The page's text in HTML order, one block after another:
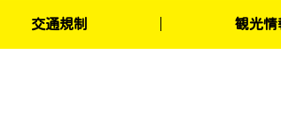
交通規制 観光情